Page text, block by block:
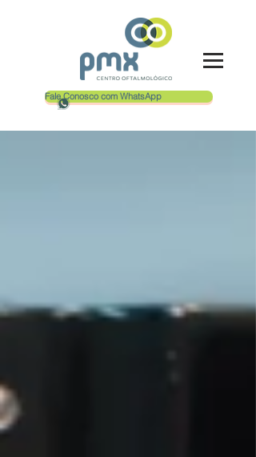
Fale Conosco com WhatsApp